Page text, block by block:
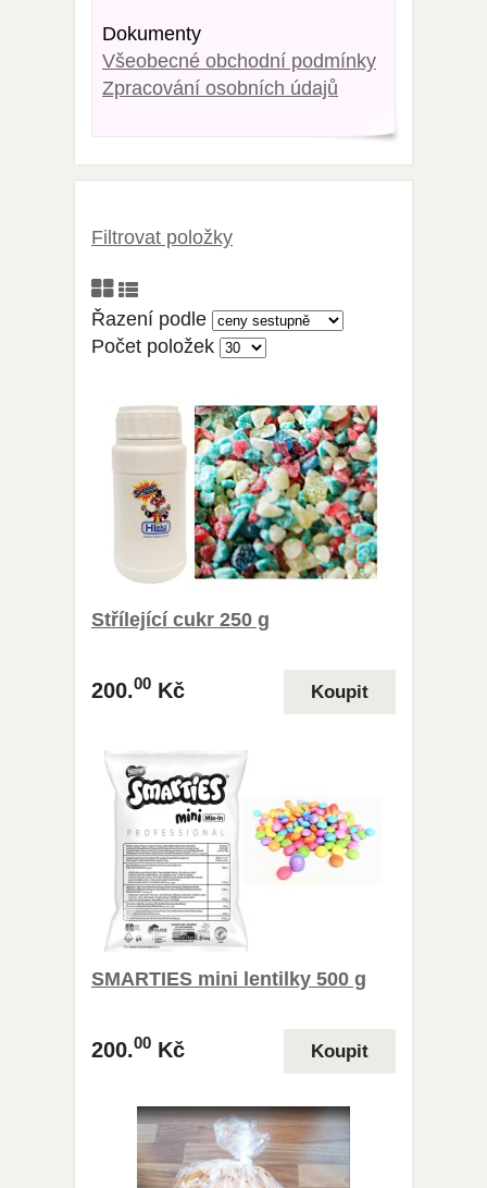
Dokumenty
Všeobecné obchodní podmínky
Zpracování osobních údajů
Filtrovat položky
Řazení podle
Počet položek
Střílející cukr 250 g
200.00 Kč
SMARTIES mini lentilky 500 g
200.00 Kč